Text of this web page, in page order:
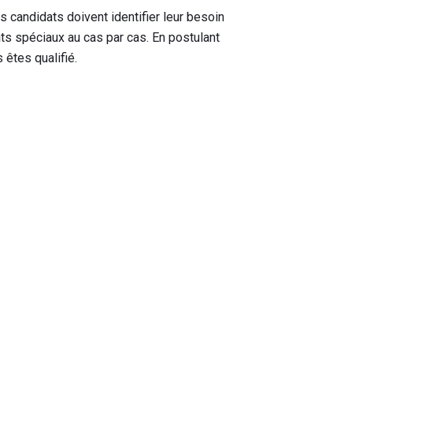
candidats doivent identifier leur besoin
spéciaux au cas par cas. En postulant
êtes qualifié.